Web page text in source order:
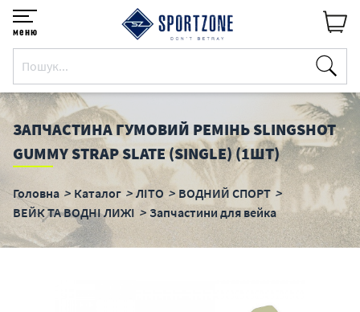
меню
ЗАПЧАСТИНА ГУМОВИЙ РЕМІНЬ SLINGSHOT
GUMMY STRAP SLATE (SINGLE) (1ШТ)
Головна Каталог ЛІТО
ВОДНИЙ СПОРТ
ВЕЙК ТА ВОДНІ ЛИЖІ
Запчастини для вейка